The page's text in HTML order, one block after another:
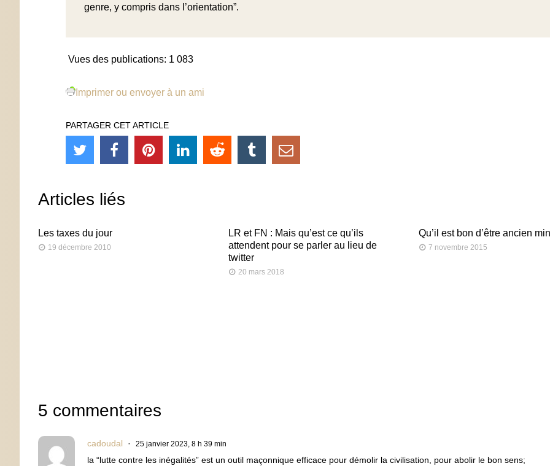
genre, y compris dans l’orientation”.
Vues des publications: 1 083
Imprimer ou envoyer à un ami
PARTAGER CET ARTICLE
Articles liés
Les taxes du jour
19 décembre 2010
LR et FN : Mais qu’est ce qu’ils
attendent pour se parler au lieu de
twitter
20 mars 2018
Qu’il est bon d’être ancien
7 novembre 2015
5 commentaires
cadoudal 25 janvier 2023, 8 h 39 min
la “lutte contre les inégalités” est un outil maçonnique efficace pour démolir la civilisation, pour abolir le bon sens;